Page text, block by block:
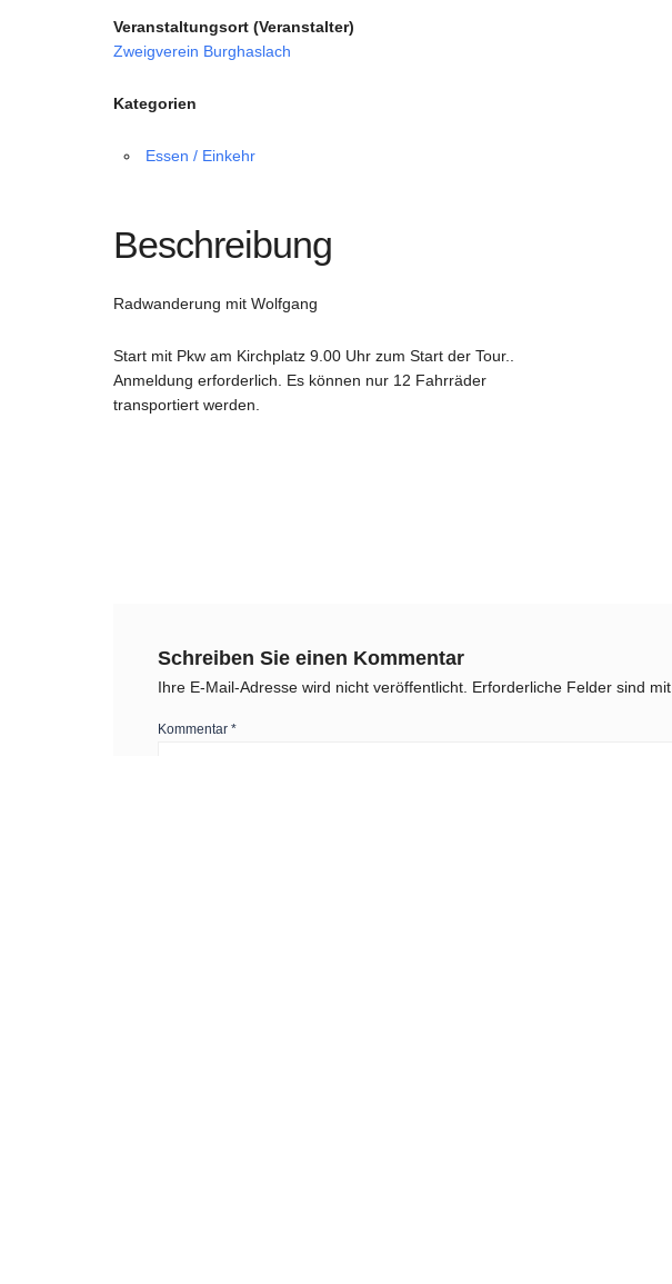
Veranstaltungsort (Veranstalter)
Zweigverein Burghaslach
Kategorien
Essen / Einkehr
Beschreibung
Radwanderung mit Wolfgang
Start mit Pkw am Kirchplatz 9.00 Uhr zum Start der Tour..
Anmeldung erforderlich. Es können nur 12 Fahrräder
transportiert werden.
Schreiben Sie einen Kommentar
Ihre E-Mail-Adresse wird nicht veröffentlicht. Erforderliche Felder sind mit
Kommentar *